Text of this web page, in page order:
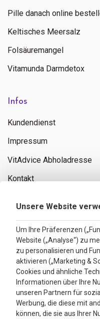
Pille danach online
Keltisches Meersalz
Folsäuremangel
Vitamunda Darmdetox
Infos
Kundendienst
Impressum
VitAdvice Abholadresse
Kontakt
Bewertungen
4.3
Google Reviews
Unsere Website
Um Ihre Präferenzen
Website („Analyse“) zu
zu personalisieren und
aktivieren („Marketing &
Cookies und ähnliche
Informationen über Ihre
unseren Partnern für
Werbung, die diese mit
können, die sie aus Ihrer